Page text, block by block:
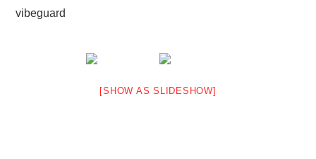
CONTACT
vibeguard
[SHOW AS SLIDESHOW]